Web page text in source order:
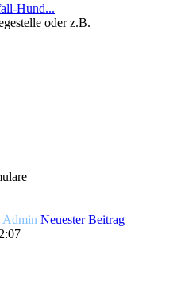
Hund...
oder z.B.
Admin Neuester Beitrag